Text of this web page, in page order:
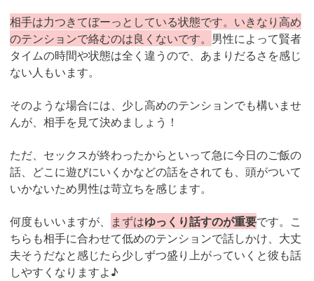
相手は力つきてぼーっとしている状態です。いきなり高め
のテンションで絡むのは良くないです。 男性によって賢者
タイムの時間や状態は全く違うので、あまりだるさを感じ
ない人もいます。
そのような場合には、少し高めのテンションでも構いませ
んが、相手を見て決めましょう！
ただ、セックスが終わったからといって急に今日のご飯の
話、どこに遊びにいくかなどの話をされても、頭がついて
いかないため男性は苛立ちを感じます。
何度もいいますが、 まずはゆっくり話すのが重要です。こ
ちらも相手に合わせて低めのテンションで話しかけ、大丈
夫そうだなと感じたら少しずつ盛り上がっていくと彼も話
しやすくなりますよ♪